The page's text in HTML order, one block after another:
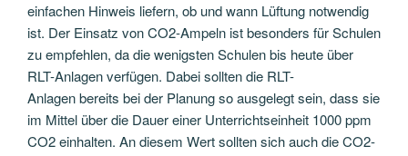
einfachen Hinweis liefern, ob und wann Lüftung notwendig
ist. Der Einsatz von CO2-Ampeln ist besonders für Schulen
zu empfehlen, da die wenigsten Schulen bis heute über
RLT-Anlagen verfügen. Dabei sollten die RLT-
Anlagen bereits bei der Planung so ausgelegt sein, dass sie
im Mittel über die Dauer einer Unterrichtseinheit 1000 ppm
CO2 einhalten. An diesem Wert sollten sich auch die CO2-